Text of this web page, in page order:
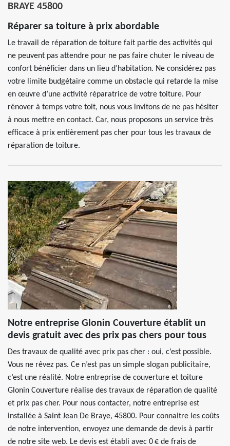
BRAYE 45800
Réparer sa toiture à prix abordable
Le travail de réparation de toiture fait partie des activités qui
ne peuvent pas attendre pour ne pas faire chuter le niveau de
confort bénéficier dans un lieu d’habitation. Ne considérez pas
votre limite budgétaire comme un obstacle qui retarde la mise
en œuvre d’une activité réparatrice de votre toiture. Pour
rénover à temps votre toit, nous vous invitons de ne pas hésiter
à nous mettre en contact. Car, nous proposons un service très
efficace à prix entièrement pas cher pour tous les travaux de
réparation de toiture.
Notre entreprise Glonin Couverture établit un
devis gratuit avec des prix pas chers pour tous
Des travaux de qualité avec prix pas cher : oui, c’est possible.
Vous ne rêvez pas. Ce n’est pas un simple slogan publicitaire,
c’est une réalité. Notre entreprise de couverture et toiture
Glonin Couverture réalise des travaux de réparation de qualité
et prix pas cher. Pour nous contacter, notre entreprise est
installée à Saint Jean De Braye, 45800. Pour connaitre les coûts
de notre intervention, envoyez une demande de devis à partir
de notre site web. Le devis est établi avec 0 € de frais de